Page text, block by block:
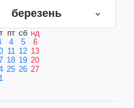
березень
пт сб нд
4 5
6
11 12 13
18 19 20
25 26 27